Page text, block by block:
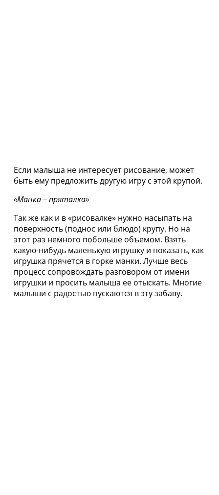
Если малыша не интересует рисование, может
быть ему предложить другую игру с этой крупой.
«Манка – пряталка»
Так же как и в «рисовалке» нужно насыпать на
поверхность (поднос или блюдо) крупу. Но на
этот раз немного побольше объемом. Взять
какую-нибудь маленькую игрушку и показать, как
игрушка прячется в горке манки. Лучше весь
процесс сопровождать разговором от имени
игрушки и просить малыша ее отыскать. Многие
малыши с радостью пускаются в эту забаву.